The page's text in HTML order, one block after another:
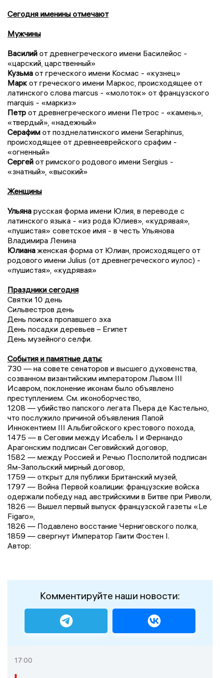
Сегодня именины отмечают
Мужчины
Василий от древнегреческого имени Басилейос -
«царский, царственный»
Кузьма от греческого имени Космас - «кузнец»
Маркот греческого имени Маркос, происходящее от
латинского слова marcus - «молоток» от французского
marquis - «маркиз»
Петр от древнегреческого имени Петрос - «камень»,
«твердый», «надежный»
Серафим от позднелатинского имени Seraphinus,
происходящее от древнееврейского срафим -
«огненный»
Сергей от римского родового имени Sergius -
«знатный», «высокий»
Женщины
Ульяна русская форма имени Юлия, в переводе с
латинского языка - «из рода Юлиев», «кудрявая»,
«пушистая» советское имя - в честь Ульянова
Владимира Ленина
Юлиана женская форма от Юлиан, происходящего от
родового имени Julius (от древнегреческого иулос) -
«пушистая», «кудрявая»
Праздники сегодня
Святки 10 день
Сильвестров день
День поиска пропавшего эха
День посадки деревьев – Египет
День музейного селфи.
События и памятные даты:
730 — на совете сенаторов и высшего духовенства,
созванном византийским императором Львом III
Исавром, поклонение иконам было объявлено
преступлением. См. иконоборчество,
1208 — убийство папского легата Пьера де Кастельно,
что послужило причиной объявления Папой
Иннокентием III Альбигойского крестового похода,
1475 — в Сеговии между Исабель I и Фернандо
Арагонским подписан Сеговийский договор,
1582 — между Россией и Речью Посполитой подписан
Ям-Запольский мирный договор,
1759 — открыт для публики Британский музей,
1797 — Война Первой коалиции: французские войска
одержали победу над австрийскими в Битве при Риволи,
1826 — Вышел первый выпуск французской газеты «Le
Figaro»,
1826 — Подавлено восстание Черниговского полка,
1859 — свергнут Император Гаити Фостен I.
Автор:
Комментируйте наши новости:
17:00